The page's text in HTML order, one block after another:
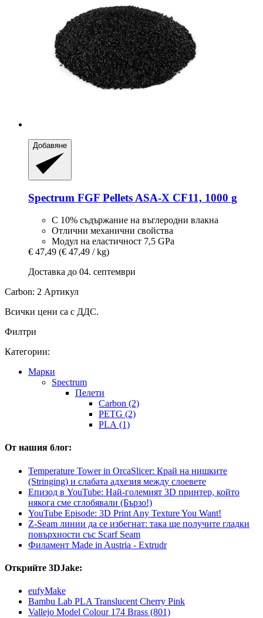
Добавяне
Spectrum FGF Pellets ASA-​X CF11, 1000 g
С 10% съдържание на въглеродни влакна
Отлични механични свойства
Модул на еластичност 7,5 GPa
€ 47,49 (€ 47,49 / kg)
Доставка до 04. септември
Carbon: 2 Артикул
Всички цени са с ДДС.
Филтри
Категории:
Mарки
Spectrum
Пелети
Carbon (2)
PETG (2)
PLA (1)
От нашия блог:
Temperature Tower in OrcaSlicer: Край на нишките
(Stringing) и слабата адхезия между слоевете
Епизод в YouTube: Най-големият 3D принтер, който
някога сме сглобявали (Бързо!)
YouTube Episode: 3D Print Any Texture You Want!
Z-Seam линии да се избегнат: така ще получите гладки
повърхности със Scarf Seam
Филамент Made in Austria - Extrudr
Открийте 3DJake:
eufyMake
Bambu Lab PLA Translucent Cherry Pink
Vallejo Model Colour 174 Brass (801)